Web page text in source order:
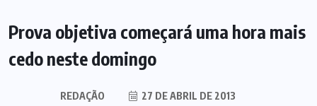
Prova objetiva começará uma hora mais
cedo neste domingo
REDAÇÃO 27 DE ABRIL DE 2013